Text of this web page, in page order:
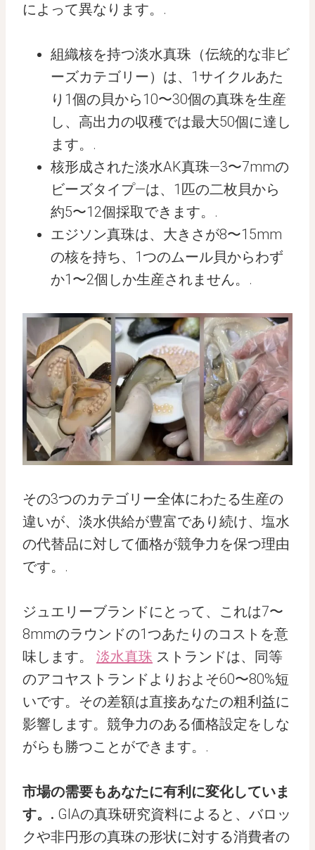
によって異なります。.
組織核を持つ淡水真珠（伝統的な非ビ
ーズカテゴリー）は、1サイクルあた
り1個の貝から10〜30個の真珠を生産
し、高出力の収穫では最大50個に達し
ます。.
核形成された淡水AK真珠—3〜7mmの
ビーズタイプ—は、1匹の二枚貝から
約5〜12個採取できます。.
エジソン真珠は、大きさが8〜15mm
の核を持ち、1つのムール貝からわず
か1〜2個しか生産されません。.
その3つのカテゴリー全体にわたる生産の
違いが、淡水供給が豊富であり続け、塩水
の代替品に対して価格が競争力を保つ理由
です。.
ジュエリーブランドにとって、これは7〜
8mmのラウンドの1つあたりのコストを意
味します。 淡水真珠 ストランドは、同等
のアコヤストランドよりおよそ60〜80%短
いです。その差額は直接あなたの粗利益に
影響します。競争力のある価格設定をしな
がらも勝つことができます。.
市場の需要もあなたに有利に変化していま
す。. GIAの真珠研究資料によると、バロッ
クや非円形の真珠の形状に対する消費者の